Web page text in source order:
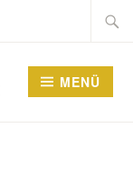
Suche
MENÜ